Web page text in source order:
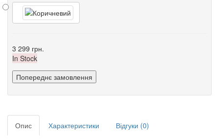
3 299 грн.
In Stock
Попереднє замовлення
Опис Характеристики Відгуки (0)